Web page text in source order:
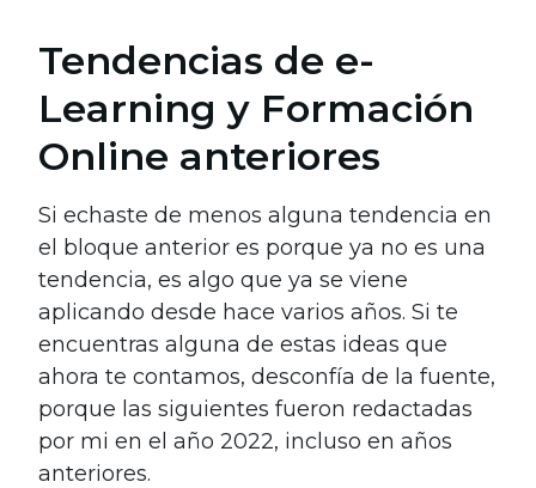
Tendencias de e-
Learning y Formación
Online anteriores
Si echaste de menos alguna tendencia en
el bloque anterior es porque ya no es una
tendencia, es algo que ya se viene
aplicando desde hace varios años. Si te
encuentras alguna de estas ideas que
ahora te contamos, desconfía de la fuente,
porque las siguientes fueron redactadas
por mi en el año 2022, incluso en años
anteriores.